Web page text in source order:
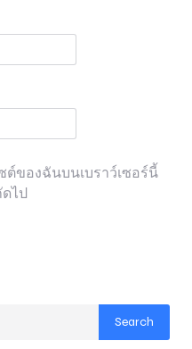
ต์ของฉันบนเบราว์เซอร์นี้
ไป
Search